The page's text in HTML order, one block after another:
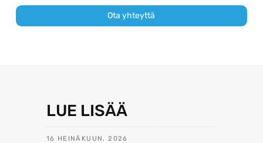
Ota yhteyttä
LUE LISÄÄ
16 HEINÄKUUN, 2026